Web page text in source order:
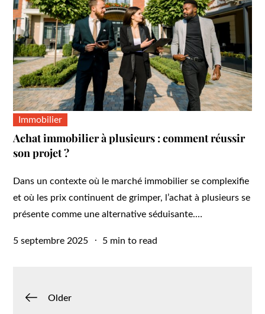
Immobilier
Achat immobilier à plusieurs : comment réussir
son projet ?
Dans un contexte où le marché immobilier se complexifie
et où les prix continuent de grimper, l’achat à plusieurs se
présente comme une alternative séduisante.…
Posted
5 septembre 2025 5 min to read
Navigation
Older